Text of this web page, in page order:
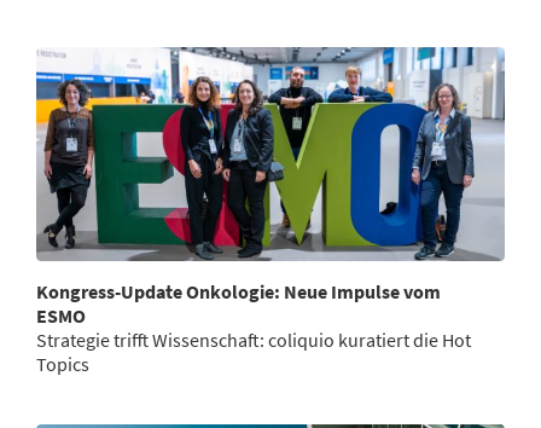
Kongress-Update Onkologie: Neue Impulse vom
ESMO
Strategie trifft Wissenschaft: coliquio kuratiert die Hot
Topics